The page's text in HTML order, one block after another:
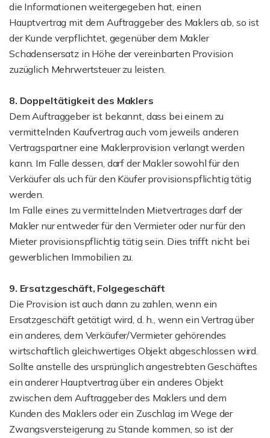
die Informationen weitergegeben hat, einen
Hauptvertrag mit dem Auftraggeber des Maklers ab, so ist
der Kunde verpflichtet, gegenüber dem Makler
Schadensersatz in Höhe der vereinbarten Provision
zuzüglich Mehrwertsteuer zu leisten.
8. Doppeltätigkeit des Maklers
Dem Auftraggeber ist bekannt, dass bei einem zu
vermittelnden Kaufvertrag auch vom jeweils anderen
Vertragspartner eine Maklerprovision verlangt werden
kann. Im Falle dessen, darf der Makler sowohl für den
Verkäufer als uch für den Käufer provisionspflichtig tätig
werden.
Im Falle eines zu vermittelnden Mietvertrages darf der
Makler nur entweder für den Vermieter oder nur für den
Mieter provisionspflichtig tätig sein. Dies trifft nicht bei
gewerblichen Immobilien zu.
9. Ersatzgeschäft, Folgegeschäft
Die Provision ist auch dann zu zahlen, wenn ein
Ersatzgeschäft getätigt wird, d. h., wenn ein Vertrag über
ein anderes, dem Verkäufer/Vermieter gehörendes
wirtschaftlich gleichwertiges Objekt abgeschlossen wird.
Sollte anstelle des ursprünglich angestrebten Geschäftes
ein anderer Hauptvertrag über ein anderes Objekt
zwischen dem Auftraggeber des Maklers und dem
Kunden des Maklers oder ein Zuschlag im Wege der
Zwangsversteigerung zu Stande kommen, so ist der